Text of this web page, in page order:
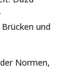
und
Normen,